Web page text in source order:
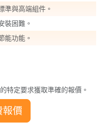
準與高端組件。
裝困難。
能功能。
特定要求獲取準確的報價。
報價